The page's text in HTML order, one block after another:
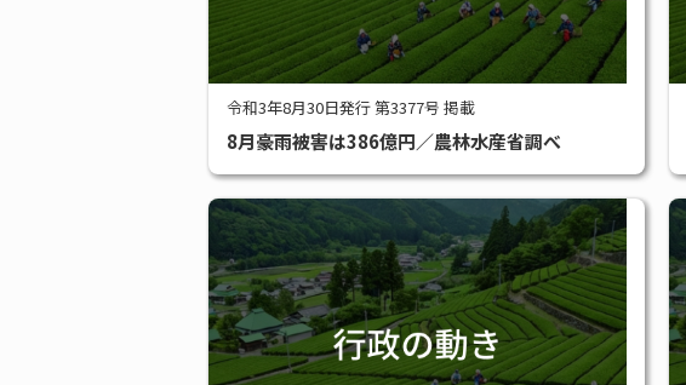
令和3年8月30日発行 第3377号 掲載
8月豪雨被害は386億円／農林水産省調べ